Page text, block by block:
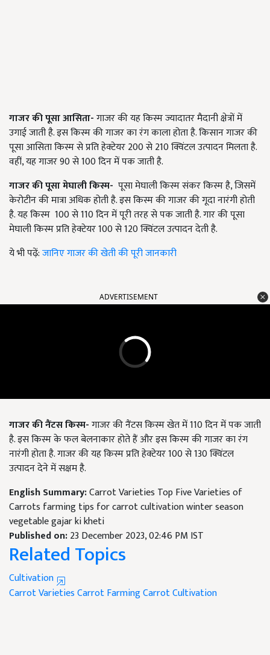
गाजर की पूसा आसिता-गाजर की यह किस्म ज्यादातर मैदानी क्षेत्रों में
उगाई जाती है. इस किस्म की गाजर का रंग काला होता है. किसान गाजर की
पूसा आसिता किस्म से प्रति हेक्टेयर 200 से 210 क्विंटल उत्पादन मिलता है.
वहीं, यह गाजर 90 से 100 दिन में पक जाती है.
गाजर की पूसा मेघाली किस्म- पूसा मेघाली किस्म संकर किस्म है, जिसमें
केरोटीन की मात्रा अधिक होती है. इस किस्म की गाजर की गूदा नारंगी होती
है. यह किस्म 100 से 110 दिन में पूरी तरह से पक जाती है. गार की पूसा
मेघाली किस्म प्रति हेक्टेयर 100 से 120 क्विंटल उत्पादन देती है.
ये भी पढ़ें:जानिए गाजर की खेती की पूरी जानकारी
ADVERTISEMENT
गाजर की नैंटस किस्म-गाजर की नैंटस किस्म खेत में 110 दिन में पक जाती
है. इस किस्म के फल बेलनाकार होते हैं और इस किस्म की गाजर का रंग
नारंगी होता है. गाजर की यह किस्म प्रति हेक्टेयर 100 से 130 क्विंटल
उत्पादन देने में सक्षम है.
English Summary:Carrot Varieties Top Five Varieties of
Carrots farming tips for carrot cultivation winter season
vegetable gajar ki kheti
Published on:23 December 2023, 02:46 PM IST
Related Topics
Cultivation
Carrot VarietiesCarrot FarmingCarrot Cultivation